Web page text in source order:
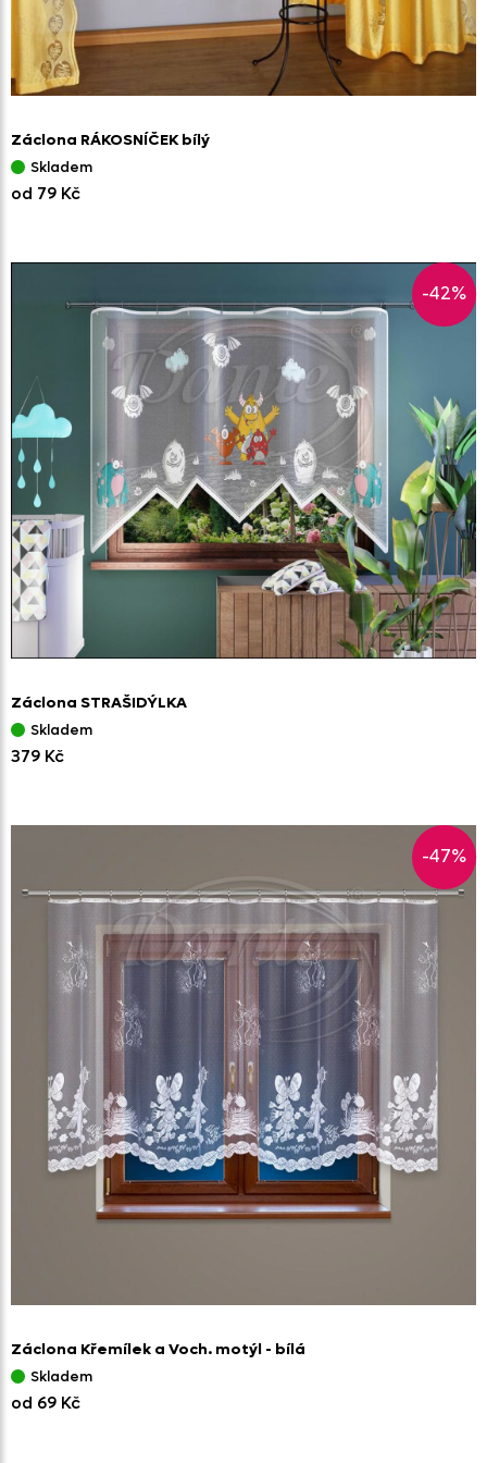
Záclona RÁKOSNÍČEK bílý
Skladem
od 79 Kč
-42%
Záclona STRAŠIDÝLKA
Skladem
379 Kč
-47%
Záclona Křemílek a Voch. motýl - bílá
Skladem
od 69 Kč